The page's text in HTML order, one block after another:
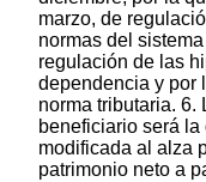
marzo, de
normas del
regulación de las
dependencia y por
norma tributaria. 6.
beneficiario será
modificada al alza
patrimonio neto a